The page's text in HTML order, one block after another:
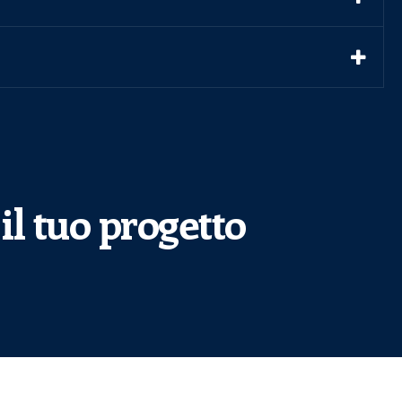
tuo progetto